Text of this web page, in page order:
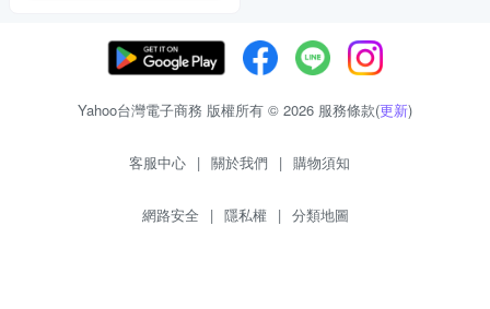
Yahoo台灣電子商務 版權所有 © 2026 服務條款(更新)
客服中心 | 關於我們 | 購物須知
網路安全 | 隱私權 | 分類地圖